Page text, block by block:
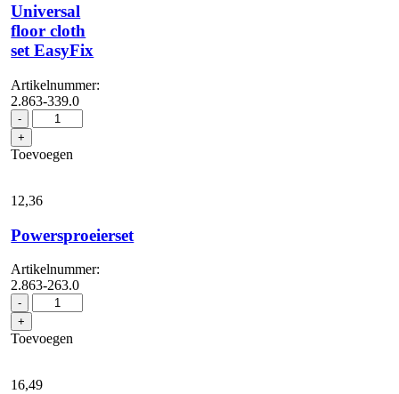
Universal
floor cloth
set EasyFix
Artikelnummer:
2.863-339.0
-
Universal
floor
cloth
set
aantal
+
Toevoegen
12,36
Powersproeierset
Artikelnummer:
2.863-263.0
-
Powersproeierset
aantal
+
Toevoegen
16,49